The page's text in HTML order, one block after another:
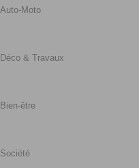
Auto-Moto
Déco & Travaux
Bien-être
Société